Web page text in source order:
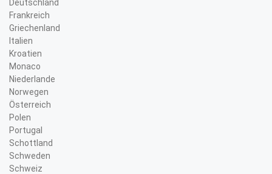
Island (0)
Italien
Kroatien
Malta
Monaco
Niederlande
Norwegen
Deutschland
Frankreich
Griechenland
Italien
Kroatien
Monaco
Niederlande
Norwegen
Österreich
Polen
Portugal
Schottland
Schweden
Schweiz